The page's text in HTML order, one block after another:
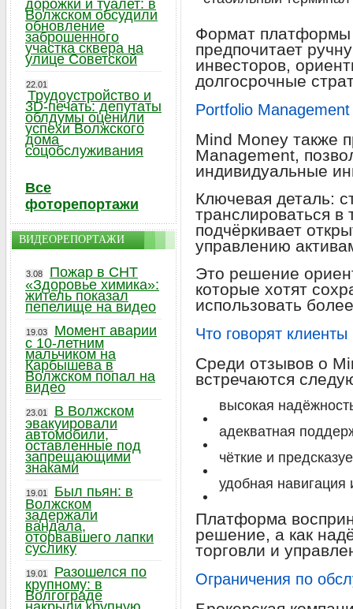
Формат платформы
предпочитает
инвесторов,
долгосрочные
Portfolio
Mind Money также
Management,
индивидуальные
Ключевая деталь:
транслироваться
подчёркивает
управлению
Это решение
которые хотят
использовать
Что говорят клиенты
Среди отзывов о
встречаются
высокая
адекватная
чёткие и
удобная
Платформа
решение, а как
торговли и
Ограничения по
дорожки и туалет: в
Волжском обсудили
обновление
заброшенного
участка сквера на
улице Советской
22.01
Трудоустройство и
3D-печать: депутаты
облдумы оценили
успехи Волжского
дома
соцобслуживания
Все
фоторепортажи
ВИДЕОРЕПОРТАЖИ
3.08
Пожар в СНТ
«Здоровье химика»:
житель показал
пепелище на видео
19.03
Момент аварии
с 10-летним
мальчиком на
Карбышева в
Волжском попал на
видео
23.01
В Волжском
эвакуировали
автомобили,
оставленные под
запрещающими
знаками
19.01
Был пьян: в
Волжском
задержали
вандала,
оторвавшего лапки
суслику
19.01
Разошелся по
крупному: в
Волгограде